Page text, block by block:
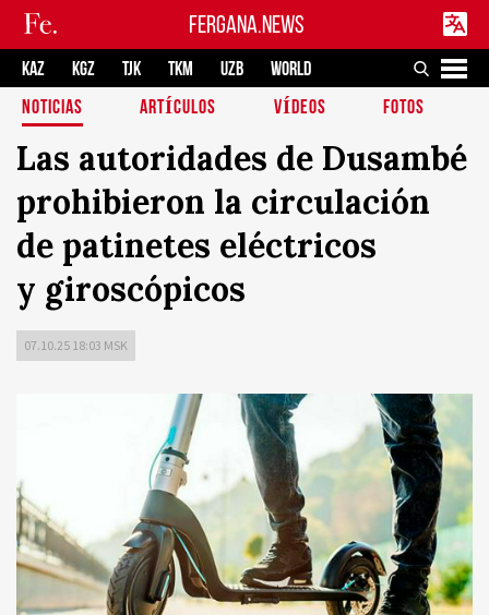
FERGANA.NEWS
KAZ KGZ TJK TKM UZB
WORLD
NOTICIAS
ARTÍCULOS VÍDEOS FOTOS
Las autoridades de Dusambé
prohibieron la circulación
de patinetes eléctricos
y giroscópicos
07.10.25 18:03 MSK